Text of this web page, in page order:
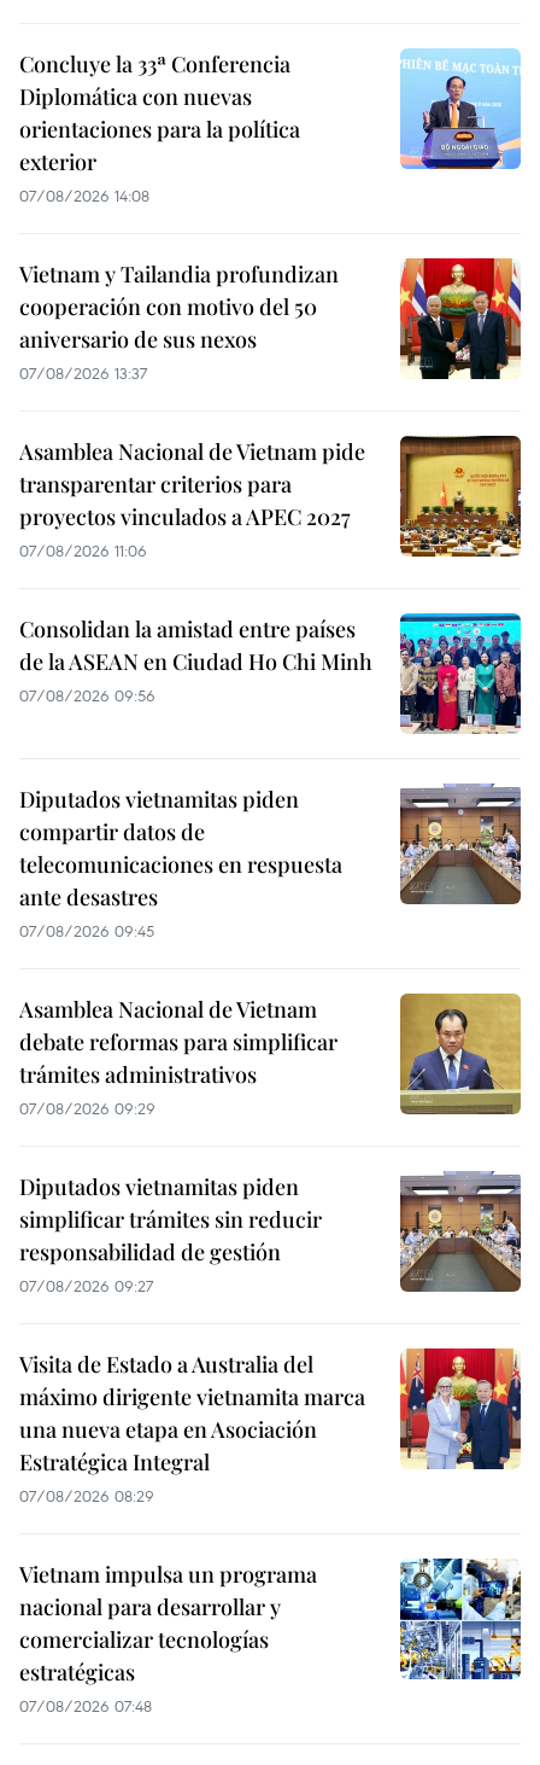
Concluye la 33ª Conferencia
Diplomática con nuevas
orientaciones para la política
exterior
07/08/2026 14:08
Vietnam y Tailandia profundizan
cooperación con motivo del 50
aniversario de sus nexos
07/08/2026 13:37
Asamblea Nacional de Vietnam pide
transparentar criterios para
proyectos vinculados a APEC 2027
07/08/2026 11:06
Consolidan la amistad entre países
de la ASEAN en Ciudad Ho Chi Minh
07/08/2026 09:56
Diputados vietnamitas piden
compartir datos de
telecomunicaciones en respuesta
ante desastres
07/08/2026 09:45
Asamblea Nacional de Vietnam
debate reformas para simplificar
trámites administrativos
07/08/2026 09:29
Diputados vietnamitas piden
simplificar trámites sin reducir
responsabilidad de gestión
07/08/2026 09:27
Visita de Estado a Australia del
máximo dirigente vietnamita marca
una nueva etapa en Asociación
Estratégica Integral
07/08/2026 08:29
Vietnam impulsa un programa
nacional para desarrollar y
comercializar tecnologías
estratégicas
07/08/2026 07:48